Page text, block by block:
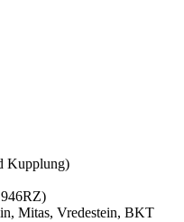
Kupplung)
Mitas, Vredestein, BKT